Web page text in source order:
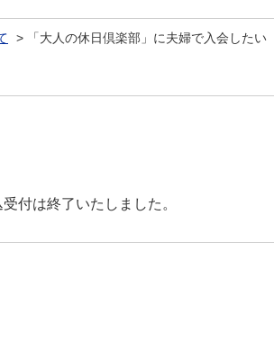
> 「大人の休日倶楽部」に夫婦で入会したい
付は終了いたしました。